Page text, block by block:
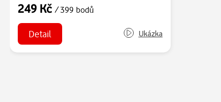
249 Kč / 399 bodů
Detail Ukázka